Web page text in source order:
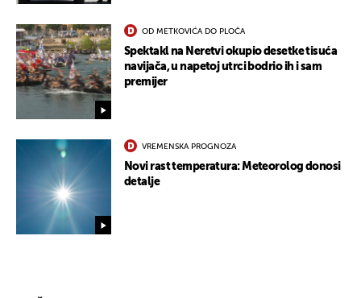
OD METKOVIĆA DO PLOČA
Spektakl na Neretvi okupio desetke tisuća
navijača, u napetoj utrci bodrio ih i sam
premijer
VREMENSKA PROGNOZA
Novi rast temperatura: Meteorolog donosi
detalje
UKLJUČITE NOTIFIKACIJE